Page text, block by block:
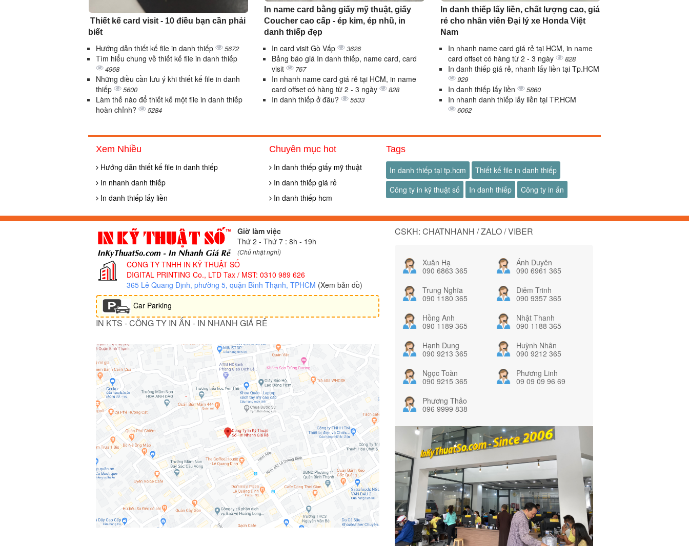
Thiết kế card visit - 10 điều bạn cần phải
biết
Hướng dẫn thiết kế file in danh thiếp 5672
Tìm hiểu chung về thiết kế file in danh thiếp
4968
Những điều cần lưu ý khi thiết kế file in danh
thiếp
5600
Làm thế nào để thiết kế một file in danh thiếp
hoàn chỉnh?
5284
In name card bằng giấy mỹ thuật, giấy
Coucher cao cấp - ép kim, ép nhũ, in
danh thiếp đẹp
In card visit Gò Vấp 3626
Bảng báo giá In danh thiếp, name card, card
visit
767
In nhanh name card giá rẻ tại HCM, in name
card offset có hàng từ 2 - 3 ngày
828
In danh thiếp ở đâu? 5533
In danh thiếp lấy liền, chất lượng cao, giá
rẻ cho nhân viên Đại lý xe Honda Việt
Nam
In nhanh name card giá rẻ tại HCM, in name
card offset có hàng từ 2 - 3 ngày
828
In danh thiếp giá rẻ, nhanh lấy liền tại Tp.HCM
929
In danh thiếp lấy liền 5860
In nhanh danh thiếp lấy liền tại TP.HCM
6062
Xem Nhiều
Hướng dẫn thiết kế file in danh thiếp
In nhanh danh thiếp
In danh thiếp lấy liền
Chuyên mục hot
In danh thiếp giấy mỹ thuật
In danh thiếp giá rẻ
In danh thiếp hcm
Tags
In danh thiếp tại tp.hcm
Thiết kế file in danh thiếp
Công ty in kỹ thuật số
In danh thiếp Công ty in ấn
Giờ làm việc
Thứ 2 - Thứ 7 : 8h - 19h
(Chủ nhật nghỉ)
CÔNG TY TNHH IN KỸ THUẬT SỐ
DIGITAL PRINTING Co., LTD Tax / MST: 0310 989 626
365 Lê Quang Định, phường 5, quận Bình Thạnh, TPHCM (Xem bản đồ)
Car Parking
IN KTS - CÔNG TY IN ẤN - IN NHANH GIÁ RẺ
CSKH: CHATNHANH / ZALO / VIBER
Xuân Hạ
090 6863 365
Ánh Duyên
090 6961 365
Trung Nghĩa
090 1180 365
Diễm Trinh
090 9357 365
Hồng Anh
090 1189 365
Nhật Thanh
090 1188 365
Hạnh Dung
090 9213 365
Huỳnh Nhân
090 9212 365
Ngọc Toàn
090 9215 365
Phương Linh
09 09 09 96 69
Phương Thảo
096 9999 838